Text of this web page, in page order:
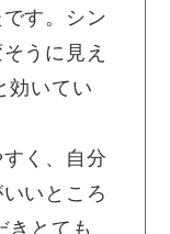
す。シン
うに見え
効いてい
く、自分
いところ
きとても